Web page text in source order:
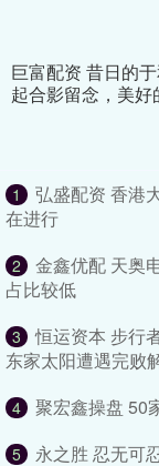
巨富配资 昔日的
起合影留念，美好
1
弘盛配资 香港
在进行
2
金鑫优配 天奥
占比较低
3
恒运资本 步行
东家太阳遭遇完败
4 聚宏鑫操盘 50
5
永之胜 忍无可